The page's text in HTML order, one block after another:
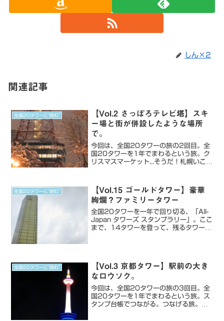
しん×2
関連記事
全国20タワーに”挑む”
【Vol.2 さっぽろテレビ塔】スキ
ー場と街が併設したような場所
で。
今回は、全国20タワーの旅の2回目。全
国20タワーを1年でまわるという旅。ク
リスマスマーケット...そうだ！札幌いこ
み。どうせなら遠くにいきたいなぁ...そん
なとき、札...
全国20タワーに”挑む”
【Vol.15 ゴールドタワー】豪華
絢爛？ファミリータワー
全国20タワーを一年で回り切る、「All-
Japan タワーズ スタンプラリー」。ここ
まで、14タワーを登って、残るタワーは
全国20タワーに”挑む”
【Vol.3 京都タワー】駅前の大き
なロウソク。
今回は、全国20タワーの旅の3回目。全
国20タワーを1年でまわるという旅。ス
タンプ台帳でつながる。つなげる旅。前